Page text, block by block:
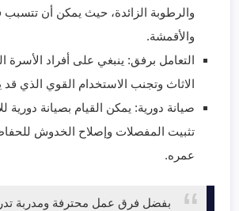
والرطوبة الزائدة، حيث يمكن أن
والأقمشة.
التعامل برفق: ينبغي على أفراد الأسرة
الاثاث وتجنب الاستخدام القوي الذي قد
صيانة دورية: يمكن القيام بصيانة دورية
تثبيت المفصلات وإصلاح الخدوش
عمره.
بفضل فرق عمل محترفة ومدربة